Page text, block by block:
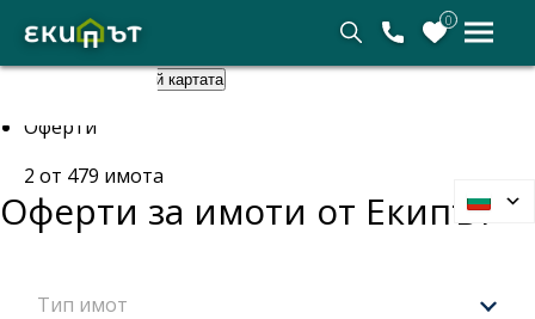
0
Скрий картата
Оферти
2 от 479 имота
Оферти за имоти от Екипът
Тип имот